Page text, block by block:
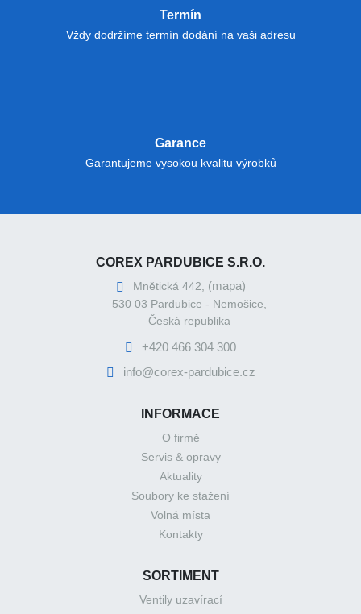
Termín
Vždy dodržíme termín dodání na vaši adresu
Garance
Garantujeme vysokou kvalitu výrobků
COREX PARDUBICE S.R.O.
Mnětická 442, (mapa)
530 03 Pardubice - Nemošice,
Česká republika
+420 466 304 300
info@corex-pardubice.cz
INFORMACE
O firmě
Servis & opravy
Aktuality
Soubory ke stažení
Volná místa
Kontakty
SORTIMENT
Ventily uzavírací